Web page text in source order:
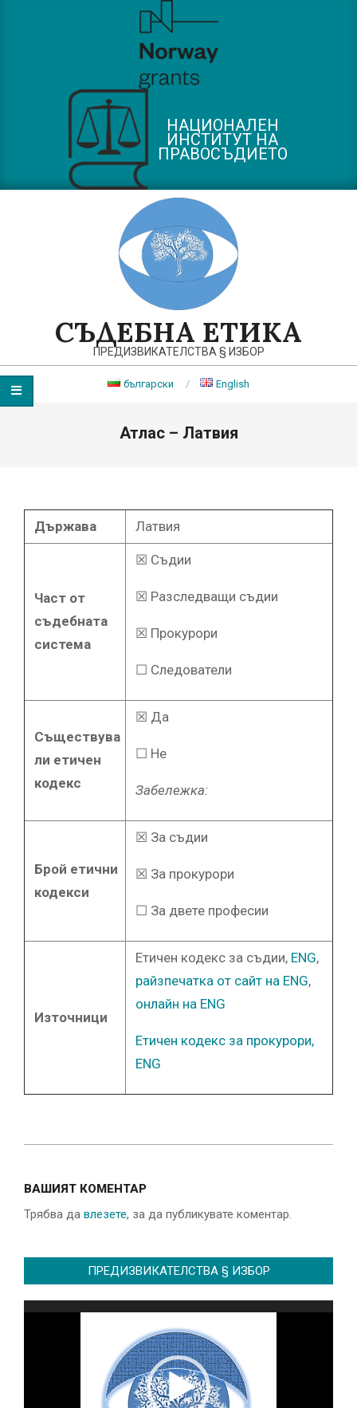
НАЦИОНАЛЕН
ИНСТИТУТ НА
ПРАВОСЪДИЕТО
СЪДЕБНА ЕТИКА
ПРЕДИЗВИКАТЕЛСТВА § ИЗБОР
български English
Primary
Атлас – Латвия
Държава Латвия
Част от
съдебната
система
☒ Съдии
☒ Разследващи съдии
☒ Прокурори
☐ Следователи
Съществува
ли етичен
кодекс
☒ Да
☐ Не
Забележка:
Брой етични
кодекси
☒ За съдии
☒ За прокурори
☐ За двете професии
Източници
Етичен кодекс за съдии, ENG,
райзпечатка от сайт на ENG,
онлайн на ENG
Етичен кодекс за прокурори,
ENG
25
ВАШИЯТ КОМЕНТАР
Трябва да влезете, за да публикувате коментар.
ПРЕДИЗВИКАТЕЛСТВА § ИЗБОР
Видео